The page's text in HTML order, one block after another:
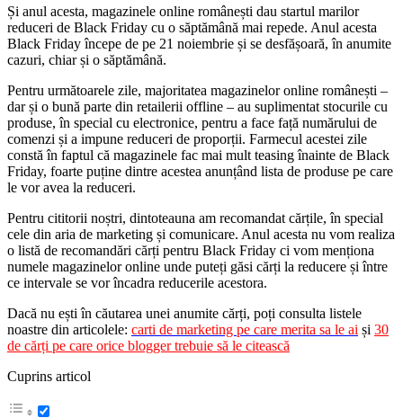
Și anul acesta, magazinele online românești dau startul marilor
reduceri de Black Friday cu o săptămână mai repede. Anul acesta
Black Friday începe de pe 21 noiembrie și se desfășoară, în anumite
cazuri, chiar și o săptămână.
Pentru următoarele zile, majoritatea magazinelor online românești –
dar și o bună parte din retailerii offline – au suplimentat stocurile cu
produse, în special cu electronice, pentru a face față numărului de
comenzi și a impune reduceri de proporții. Farmecul acestei zile
constă în faptul că magazinele fac mai mult teasing înainte de Black
Friday, foarte puține dintre acestea anunțând lista de produse pe care
le vor avea la reduceri.
Pentru cititorii noștri, dintoteauna am recomandat cărțile, în special
cele din aria de marketing și comunicare. Anul acesta nu vom realiza
o listă de recomandări cărți pentru Black Friday ci vom menționa
numele magazinelor online unde puteți găsi cărți la reducere și între
ce intervale se vor încadra reducerile acestora.
Dacă nu ești în căutarea unei anumite cărți, poți consulta listele
noastre din articolele: carti de marketing pe care merita sa le ai și 30
de cărți pe care orice blogger trebuie să le citească
Cuprins articol